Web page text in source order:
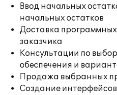
Ввод начальных
начальных остатков
Доставка
заказчика
Консультации по
обеспечения и
Продажа выбранных
Создание